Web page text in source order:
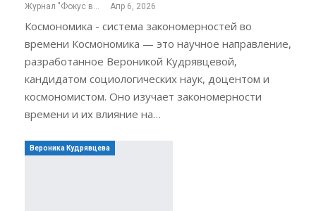
Апр 6, 2026
Космономика - система закономерностей во
времени Космономика — это научное направление,
разработанное Вероникой Кудрявцевой,
кандидатом социологических наук, доцентом и
космономистом. Оно изучает закономерности
времени и их влияние на…
Вероника Кудрявцева